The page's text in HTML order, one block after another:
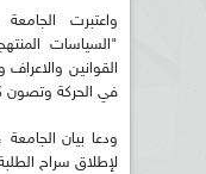
واعتبرت
"السياسات
القوانين
في الحركة وتصون
ودعا بيان
لإطلاق سراح